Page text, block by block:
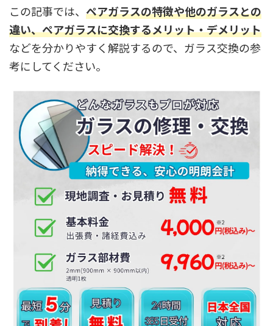
この記事では、 ペアガラスの特徴や他のガラスとの
違い、ペアガラスに交換するメリット・デメリット
などを分かりやすく解説するので、ガラス交換の参
考にしてください。